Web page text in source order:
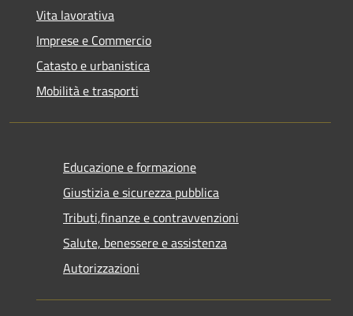
Vita lavorativa
Imprese e Commercio
Catasto e urbanistica
Mobilità e trasporti
Educazione e formazione
Giustizia e sicurezza pubblica
Tributi,finanze e contravvenzioni
Salute, benessere e assistenza
Autorizzazioni